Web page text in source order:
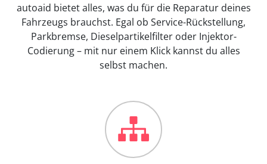
autoaid bietet alles, was du für die Reparatur deines
Fahrzeugs brauchst. Egal ob Service-Rückstellung,
Parkbremse, Dieselpartikelfilter oder Injektor-
Codierung – mit nur einem Klick kannst du alles
selbst machen.